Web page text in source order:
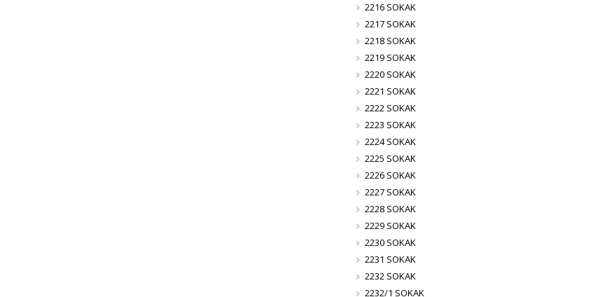
2216 SOKAK
2217 SOKAK
2218 SOKAK
2219 SOKAK
2220 SOKAK
2221 SOKAK
2222 SOKAK
2223 SOKAK
2224 SOKAK
2225 SOKAK
2226 SOKAK
2227 SOKAK
2228 SOKAK
2229 SOKAK
2230 SOKAK
2231 SOKAK
2232 SOKAK
2232/1 SOKAK